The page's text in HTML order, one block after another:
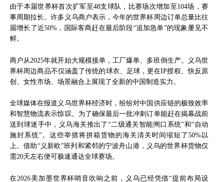
由于本届世界杯首次扩军至48支球队，比赛场次增加至104场，赛
事周期拉长。许多义乌商户表示，今年的世界杯周边订单总量比往
届增长了近50%，国际客商赶在最后阶段“追加急单”的现象屡见不
鲜。
商户从2025年就开始大规模接单，工厂爆单、多班倒生产。义乌世
界杯周边商品不仅涵盖了传统的球衣、足球，更在IP授权、快反原
创、女性市场、场景融合上展现了全新的中国制造实力。
全球媒体在报道义乌世界杯经济时，纷纷对中国供应链的极致效率
和智慧物流表示惊叹。为了确保最后一批冲刺订单能赶在揭幕战前
送到球迷手中，义乌海关推出了“二级通关智能闸口系统”和“自动
施封系统”。这些举措将拼箱货物的海关清关时间缩短了50%以
上。借助“义新欧”班列和紧邻的宁波舟山港，义乌的世界杯货物仅
需20天左右便可极速通达全球赛场。
在2026美加墨世界杯哨音吹响之前，义乌已经凭借“提前布局设